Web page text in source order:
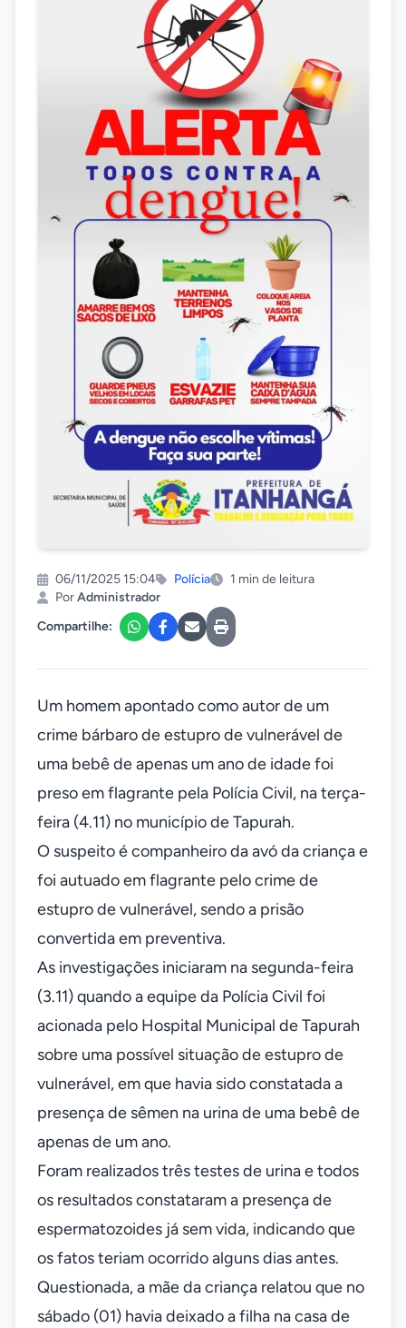
06/11/2025 15:04 Polícia
1 min de leitura
PorAdministrador
Compartilhe:
Um homem apontado como autor de um
crime bárbaro de estupro de vulnerável de
uma bebê de apenas um ano de idade foi
preso em flagrante pela Polícia Civil, na terça-
feira (4.11) no município de Tapurah.
O suspeito é companheiro da avó da criança e
foi autuado em flagrante pelo crime de
estupro de vulnerável, sendo a prisão
convertida em preventiva.
As investigações iniciaram na segunda-feira
(3.11) quando a equipe da Polícia Civil foi
acionada pelo Hospital Municipal de Tapurah
sobre uma possível situação de estupro de
vulnerável, em que havia sido constatada a
presença de sêmen na urina de uma bebê de
apenas de um ano.
Foram realizados três testes de urina e todos
os resultados constataram a presença de
espermatozoides já sem vida, indicando que
os fatos teriam ocorrido alguns dias antes.
Questionada, a mãe da criança relatou que no
sábado (01) havia deixado a filha na casa de